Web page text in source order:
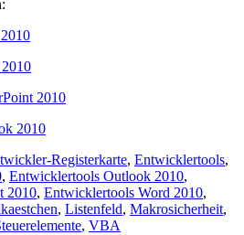
Registerkarte, Entwicklertools,
, Entwicklertools Outlook 2010,
2010, Entwicklertools Word 2010,
, Listenfeld, Makrosicherheit,
, VBA